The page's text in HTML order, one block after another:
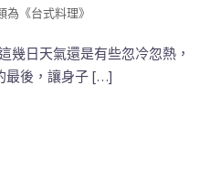
為《台式料理》
幾日天氣還是有些忽冷忽熱，
最後，讓身子 […]